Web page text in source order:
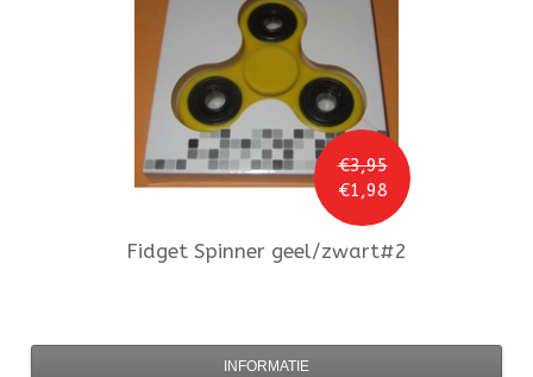
€3,95
€1,98
Fidget Spinner geel/zwart#2
INFORMATIE